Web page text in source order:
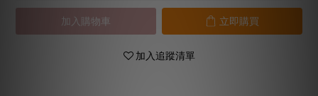
加入購物車 立即購買
加入追蹤清單